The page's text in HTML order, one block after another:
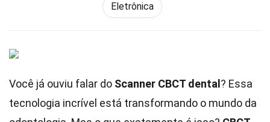
Eletrônica
Você já ouviu falar do Scanner CBCT dental ? Essa
tecnologia incrível está transformando o mundo da